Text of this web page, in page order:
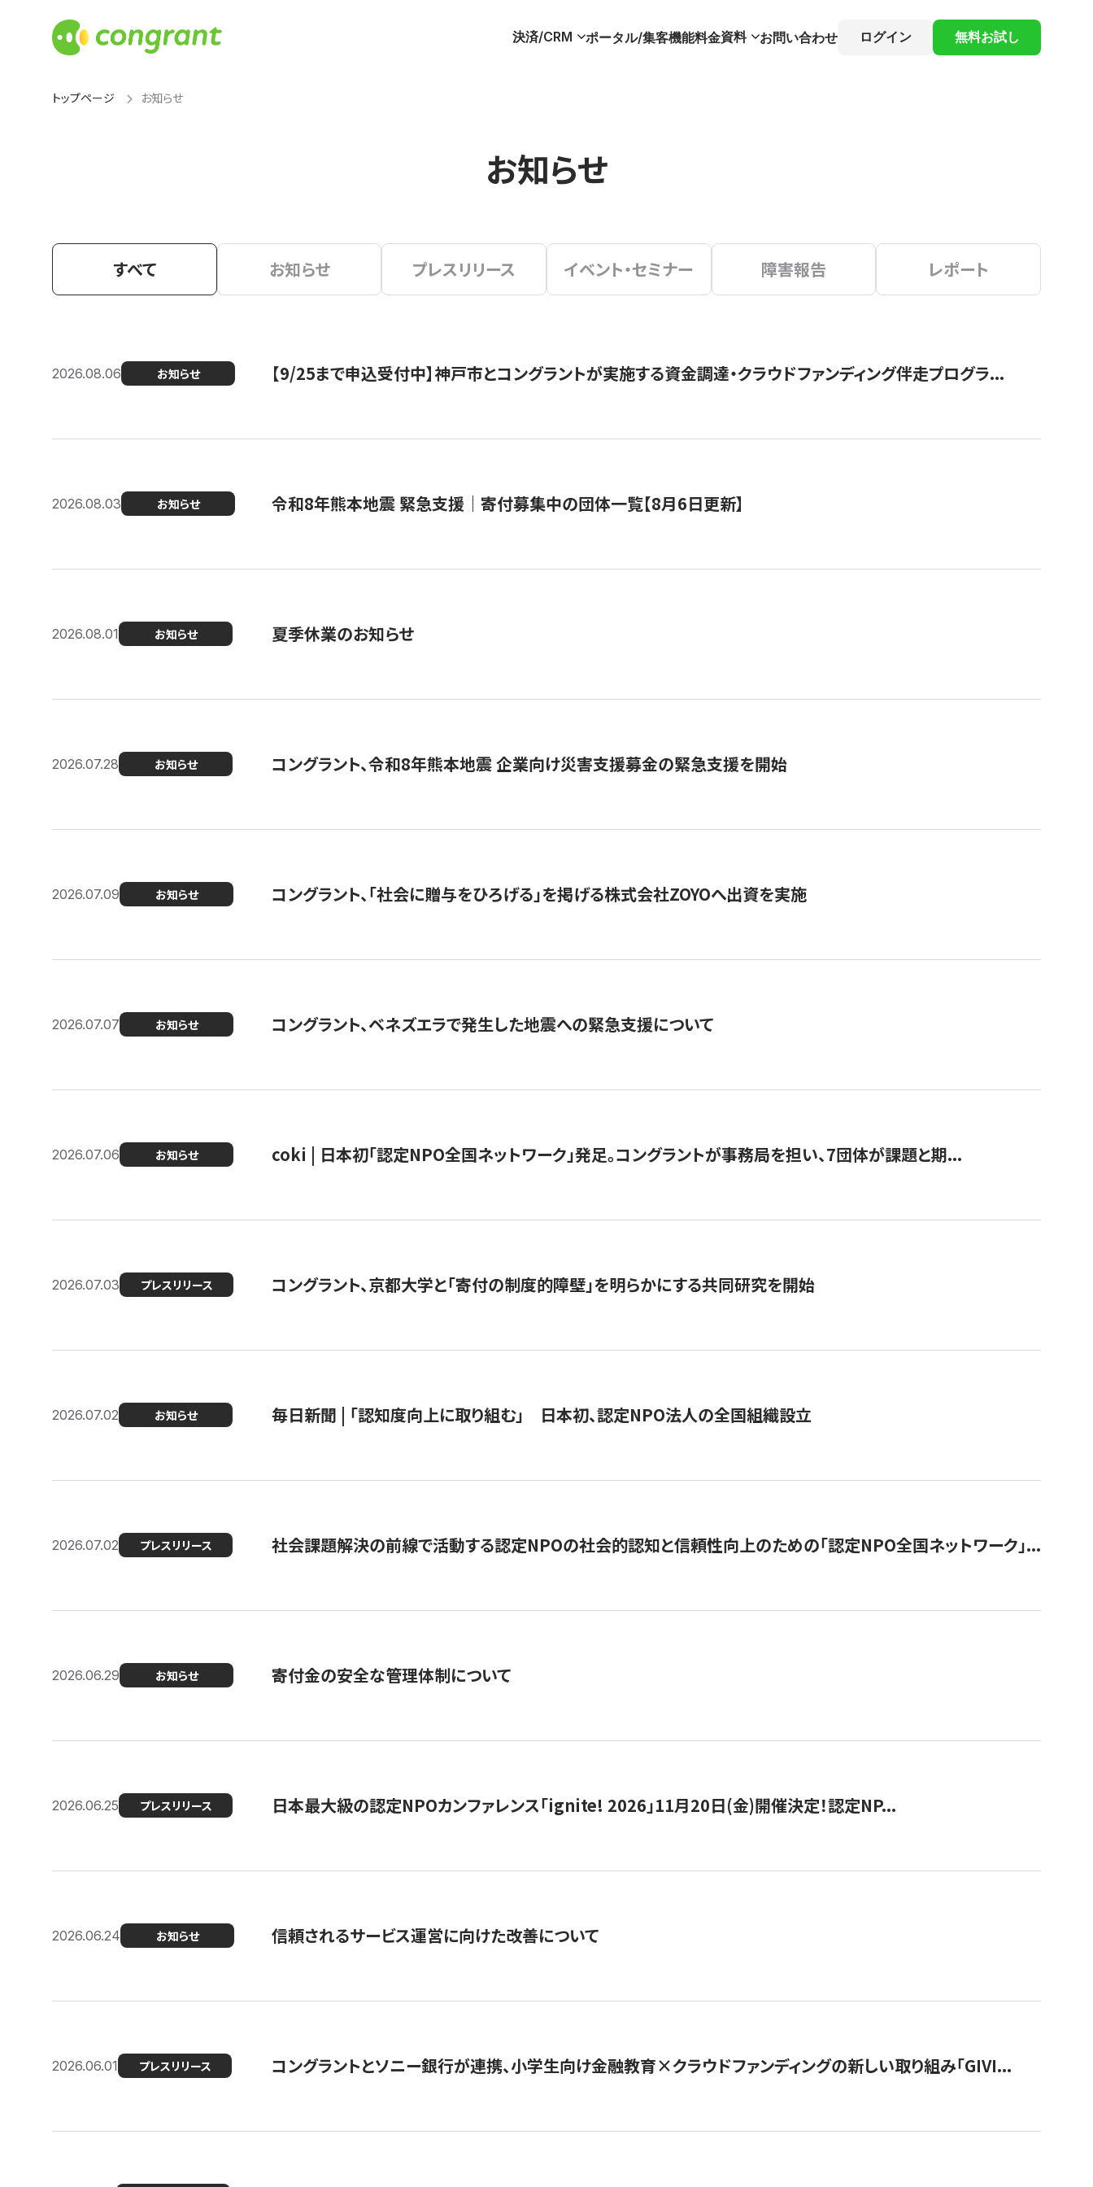
決済/CRM ポータル/集客機能料金資料 お問い合わせ ログイン 無料お試し
トップページ お知らせ
お知らせ
すべて お知らせ プレスリリース イベント・セミナー 障害報告 レポート
2026.08.06 お知らせ 【9/25まで申込受付中】神戸市とコングラントが実施する資金調達・クラウドファンディング伴走プログラ...
2026.08.03 お知らせ 令和8年熊本地震 緊急支援｜寄付募集中の団体一覧【8月6日更新】
2026.08.01 お知らせ 夏季休業のお知らせ
2026.07.28 お知らせ コングラント、令和8年熊本地震 企業向け災害支援募金の緊急支援を開始
2026.07.09 お知らせ コングラント、「社会に贈与をひろげる」を掲げる株式会社ZOYOへ出資を実施
2026.07.07 お知らせ コングラント、ベネズエラで発生した地震への緊急支援について
2026.07.06 お知らせ coki | 日本初「認定NPO全国ネットワーク」発足。コングラントが事務局を担い、7団体が課題と期...
2026.07.03 プレスリリース コングラント、京都大学と「寄付の制度的障壁」を明らかにする共同研究を開始
2026.07.02 お知らせ 毎日新聞 | 「認知度向上に取り組む」 日本初、認定NPO法人の全国組織設立
2026.07.02 プレスリリース 社会課題解決の前線で活動する認定NPOの社会的認知と信頼性向上のための「認定NPO全国ネットワーク」...
2026.06.29 お知らせ 寄付金の安全な管理体制について
2026.06.25 プレスリリース 日本最大級の認定NPOカンファレンス「ignite! 2026」11月20日(金)開催決定！認定NP...
2026.06.24 お知らせ 信頼されるサービス運営に向けた改善について
2026.06.01 プレスリリース コングラントとソニー銀行が連携、小学生向け金融教育×クラウドファンディングの新しい取り組み「GIVI...